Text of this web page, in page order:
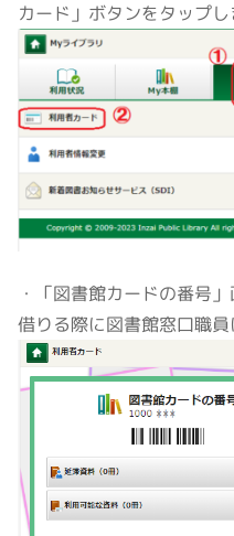
カード」ボタンをタップし
・「図書館カードの番号
借りる際に図書館窓口職員